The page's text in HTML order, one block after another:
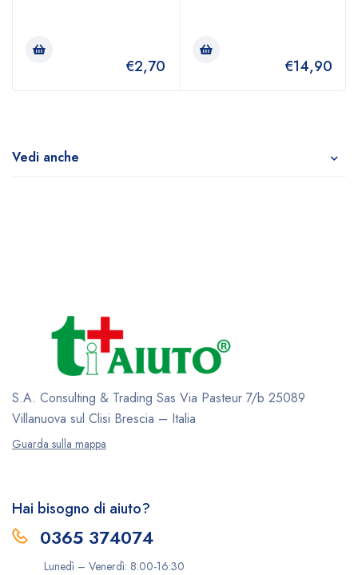
€2,70 €14,90
Vedi anche
S.A. Consulting & Trading Sas Via Pasteur 7/b 25089
Villanuova sul Clisi Brescia – Italia
Guarda sulla mappa
Hai bisogno di aiuto?
0365 374074
Lunedì – Venerdì: 8:00-16:30